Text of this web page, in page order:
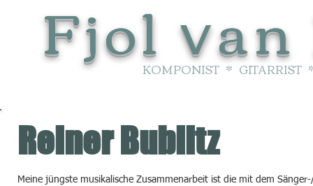
Fjol v
KOMPONIST *
Reiner Bublitz
Meine jüngste musikalische Zusammenarbeit ist die mit dem